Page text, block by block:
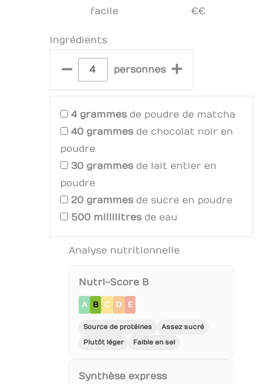
facile €€
Ingrédients
– personnes +
4 grammesde poudre de matcha
40 grammesde chocolat noir en
poudre
30 grammesde lait entier en
poudre
20 grammesde sucre en poudre
500 millilitresde eau
Analyse nutritionnelle
Nutri-Score B
A B C D E
Source de protéines
Assez sucré
Plutôt léger
Faible en sel
Synthèse express